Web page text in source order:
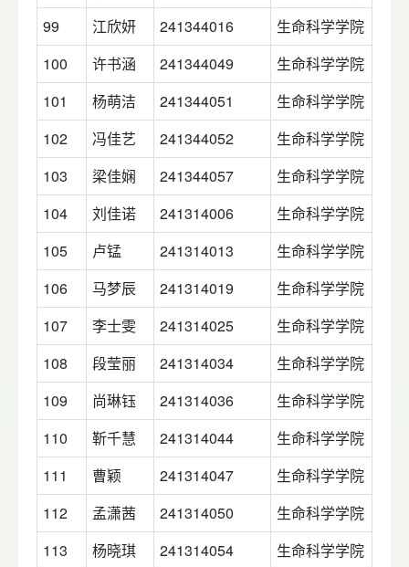
99
江欣妍 241344016
生命科学学院
100
许书涵 241344049
生命科学学院
101
杨萌洁 241344051
生命科学学院
102
冯佳艺 241344052
生命科学学院
103
梁佳娴 241344057
生命科学学院
104
刘佳诺 241314006
生命科学学院
105
卢锰 241314013
生命科学学院
106
马梦辰 241314019
生命科学学院
107
李士雯 241314025
生命科学学院
108
段莹丽 241314034
生命科学学院
109
尚琳钰 241314036
生命科学学院
110
靳千慧 241314044
生命科学学院
111
曹颖 241314047
生命科学学院
112
孟潇茜 241314050
生命科学学院
113
杨晓琪 241314054
生命科学学院